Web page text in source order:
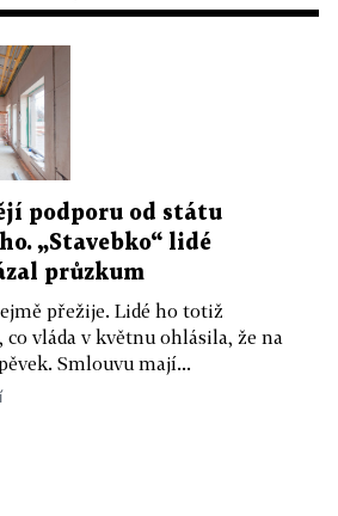
podporu od státu
„Stavebko“ lidé
průzkum
přežije. Lidé ho totiž
vláda v květnu ohlásila, že na
Smlouvu mají...